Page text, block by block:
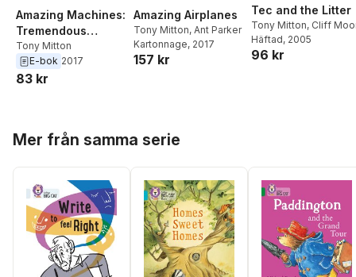
Amazing Machines:
Tremendous
Tractors
Tony Mitton
E-bok 2017
83 kr
Amazing Airplanes
Tony Mitton, Ant Parker
Kartonnage, 2017
157 kr
Tec and the Litter
Tony Mitton, Cliff
Häftad, 2005
96 kr
Mer från samma serie